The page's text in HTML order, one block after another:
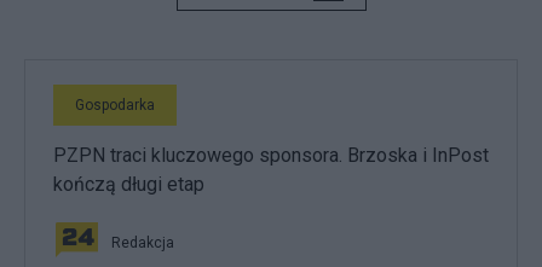
Gospodarka
PZPN traci kluczowego sponsora. Brzoska i InPost
kończą długi etap
Redakcja